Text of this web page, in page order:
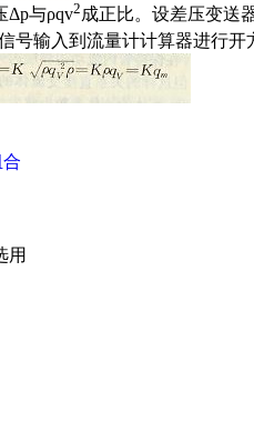
Δp与ρqv2 成正比。设差压变送
号输入到流量计计算器进行开
用